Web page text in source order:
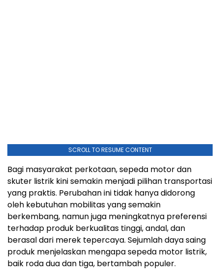
SCROLL TO RESUME CONTENT
Bagi masyarakat perkotaan, sepeda motor dan
skuter listrik kini semakin menjadi pilihan transportasi
yang praktis. Perubahan ini tidak hanya didorong
oleh kebutuhan mobilitas yang semakin
berkembang, namun juga meningkatnya preferensi
terhadap produk berkualitas tinggi, andal, dan
berasal dari merek tepercaya. Sejumlah daya saing
produk menjelaskan mengapa sepeda motor listrik,
baik roda dua dan tiga, bertambah populer.